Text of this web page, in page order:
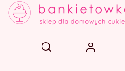
Otwórz wyszukiwarkę
Szukaj Zaloguj się